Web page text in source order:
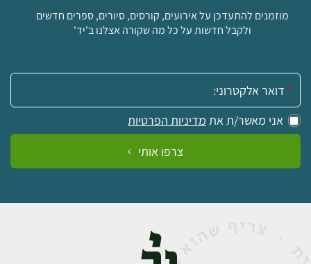
מוזמנים להתעדכן על אירועים, קורסים, סיורים, ספרים חדשים
ולקבל חדשות על כל מה שקורה אצלנו ב'יד'
אימייל:
אני מאשר/ת את מדיניות הפרטיות
צרפו אותי